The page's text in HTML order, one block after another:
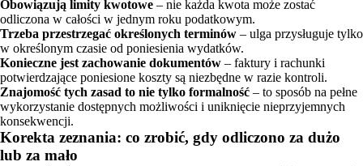
Obowiązują limity kwotowe – nie każda kwota może zostać
odliczona w całości w jednym roku podatkowym.
Trzeba przestrzegać określonych terminów – ulga przysługuje tylko
w określonym czasie od poniesienia wydatków.
Konieczne jest zachowanie dokumentów – faktury i rachunki
potwierdzające poniesione koszty są niezbędne w razie kontroli.
Znajomość tych zasad to nie tylko formalność – to sposób na pełne
wykorzystanie dostępnych możliwości i uniknięcie nieprzyjemnych
konsekwencji.
Korekta zeznania: co zrobić, gdy odliczono za dużo
lub za mało